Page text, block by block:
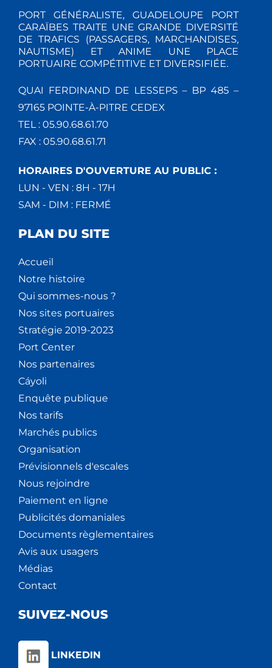
PORT GÉNÉRALISTE, GUADELOUPE PORT
CARAÏBES TRAITE UNE GRANDE DIVERSITÉ
DE TRAFICS (PASSAGERS, MARCHANDISES,
NAUTISME) ET ANIME UNE PLACE
PORTUAIRE COMPÉTITIVE ET DIVERSIFIÉE.
QUAI FERDINAND DE LESSEPS – BP 485 –
97165 POINTE-À-PITRE CEDEX
TEL : 05.90.68.61.70
FAX : 05.90.68.61.71
HORAIRES D'OUVERTURE AU PUBLIC :
LUN - VEN : 8H - 17H
SAM - DIM : FERMÉ
PLAN DU SITE
Accueil
Notre histoire
Qui sommes-nous ?
Nos sites portuaires
Stratégie 2019-2023
Port Center
Nos partenaires
Cáyoli
Enquête publique
Nos tarifs
Marchés publics
Organisation
Prévisionnels d'escales
Nous rejoindre
Paiement en ligne
Publicités domaniales
Documents règlementaires
Avis aux usagers
Médias
Contact
SUIVEZ-NOUS
LINKEDIN